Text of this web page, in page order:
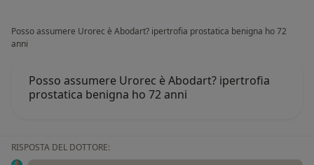
Posso assumere Urorec è Abodart? ipertrofia prostatica benigna ho 72
anni
Posso assumere Urorec è Abodart? ipertrofia
prostatica benigna ho 72 anni
RISPOSTA DEL DOTTORE: